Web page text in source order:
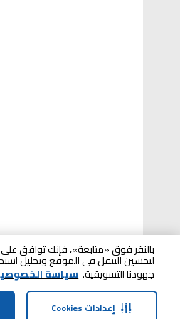
لتحسين التنقل في الموقع وتحليل
جهودنا التسويقية. سياسة
إعدادات Cookies